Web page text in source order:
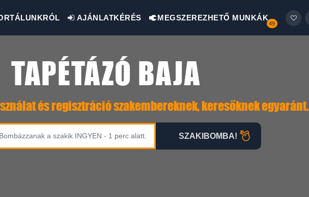
AJÁNLATKÉRÉS MEGSZEREZHETŐ MUNKÁK
49
TAPÉTÁZÓ BAJA
és regisztráció szakembereknek, keresőknek egyaránt.
SZAKIBOMBA!